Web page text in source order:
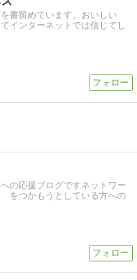
書留めています。おいしい
インターネットでは信じてし
の応援ブログですネットワー
つかもうとしている方への